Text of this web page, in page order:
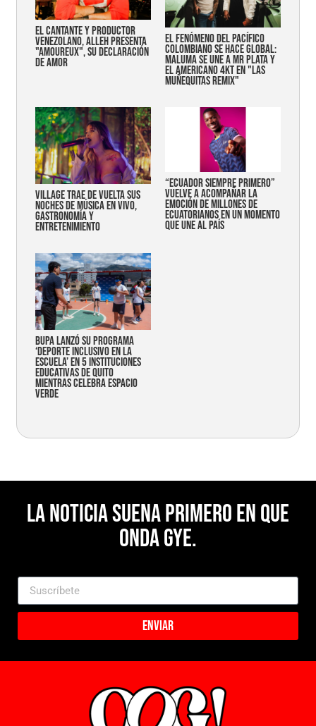
EL CANTANTE Y PRODUCTOR
VENEZOLANO, ALLEH PRESENTA
"AMOUREUX", SU DECLARACIÓN
DE AMOR
EL FENÓMENO DEL PACÍFICO
COLOMBIANO SE HACE GLOBAL:
MALUMA SE UNE A MR PLATA Y
EL AMERICANO 4KT EN "LAS
MUÑEQUITAS REMIX"
Village trae de vuelta sus
noches de música en vivo,
gastronomía y
entretenimiento
“Ecuador siempre primero”
vuelve a acompañar la
emoción de millones de
ecuatorianos en un momento
que une al país
Bupa lanzó su programa
‘Deporte Inclusivo en la
Escuela’ en 5 instituciones
educativas de Quito
mientras celebra espacio
verde
La noticia suena primero en Que
Onda Gye.
Enviar